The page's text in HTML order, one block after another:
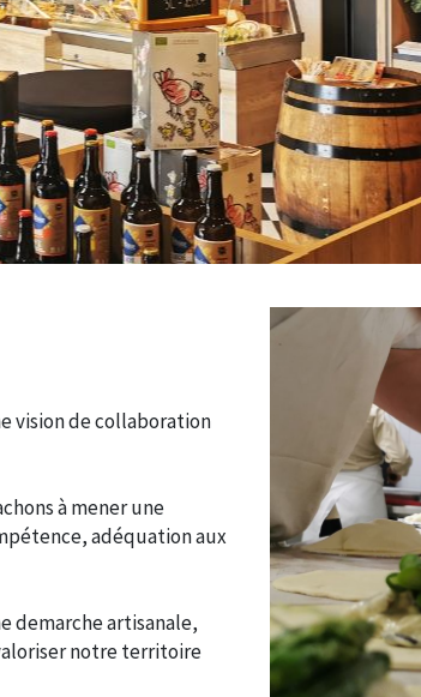
vision de collaboration
à mener une
adéquation aux
demarche artisanale,
notre territoire